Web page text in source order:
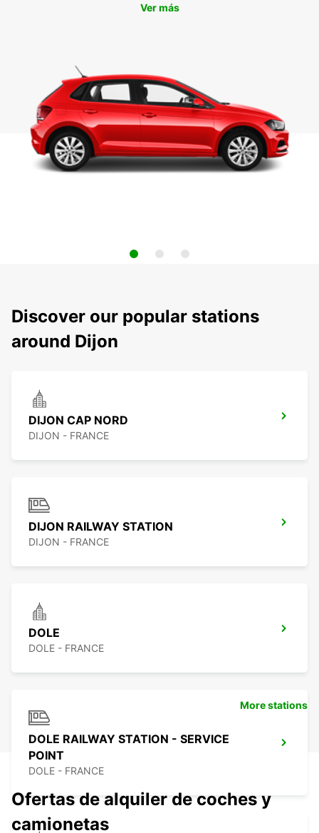
Ver más
Discover our popular stations
around Dijon
DIJON CAP NORD
DIJON - FRANCE
DIJON RAILWAY STATION
DIJON - FRANCE
DOLE
DOLE - FRANCE
DOLE RAILWAY STATION - SERVICE
POINT
DOLE - FRANCE
More stations
Ofertas de alquiler de coches y
camionetas